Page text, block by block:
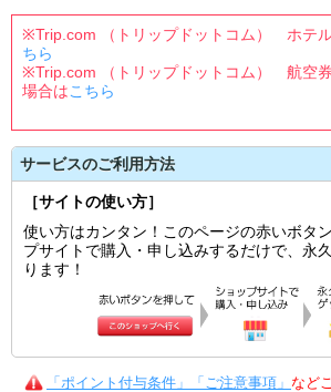
※Trip.com （トリップドットコム） ホテ
ちら
※Trip.com （トリップドットコム） 航空
場合はこちら
サービスのご利用方法
［サイトの使い方］
使い方はカンタン！このページの赤いボタ
プサイトで購入・申し込みするだけで、永
ります！
「ポイント付与条件」「ご注意事項」 など